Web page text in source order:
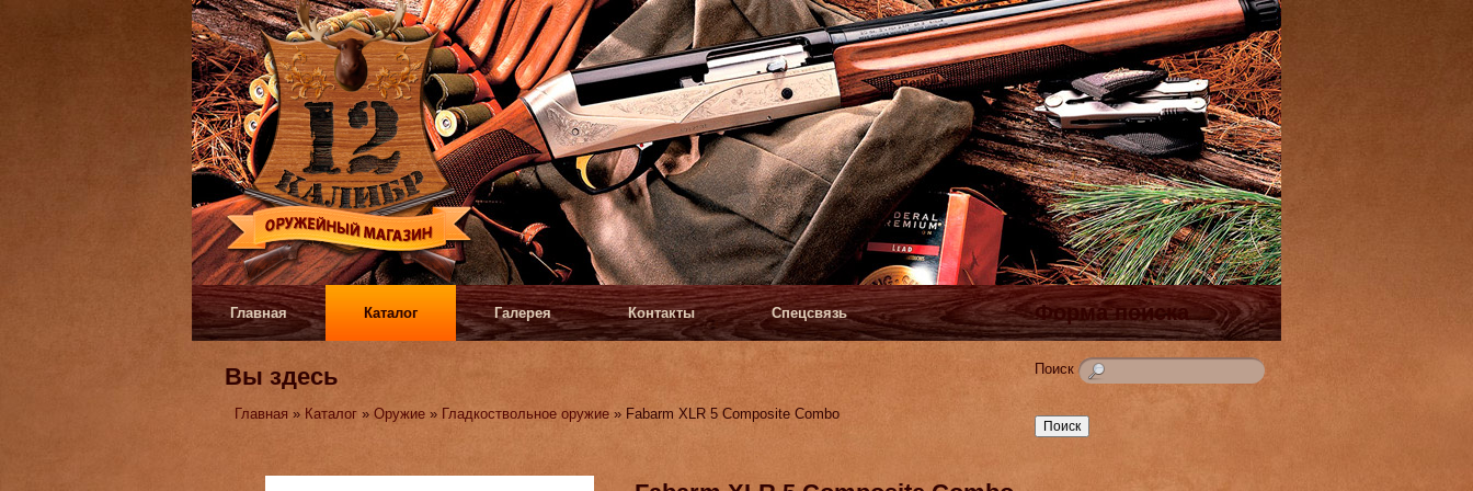
Форма поиска
Поиск
Главная Каталог Галерея Контакты Спецсвязь
Вы здесь
Главная » Каталог »Оружие » Гладкоствольное оружие » Fabarm XLR 5 Composite Combo